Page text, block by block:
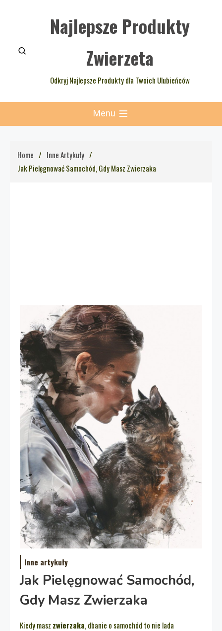
Najlepsze Produkty
Zwierzeta
Odkryj Najlepsze Produkty dla Twoich Ulubieńców
Menu
Home
Inne Artykuły
Jak Pielęgnować Samochód, Gdy Masz Zwierzaka
Inne artykuły
Jak Pielęgnować Samochód,
Gdy Masz Zwierzaka
Kiedy masz zwierzaka, dbanie o samochód to nie lada